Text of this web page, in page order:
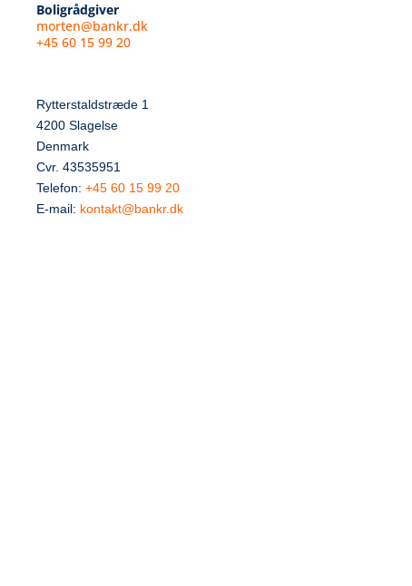
Boligrådgiver
morten@bankr.dk
+45 60 15 99 20
Rytterstaldstræde 1
4200 Slagelse
Denmark
Cvr. 43535951
Telefon:+45 60 15 99 20
E-mail: kontakt@bankr.dk